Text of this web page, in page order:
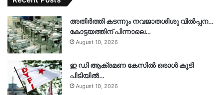
അതിർത്തി കടന്നും നവജാതശിശു വിൽപ്പന…
കോട്ടയത്തിന് പിന്നാലെ…
August 10, 2026
ഇ ഡി ആക്രമണ കേസിൽ ഒരാൾ കൂടി
പിടിയിൽ…
August 10, 2026